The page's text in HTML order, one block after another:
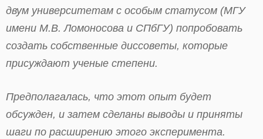
двум университетам с особым статусом (МГУ
имени М.В. Ломоносова и СПбГУ) попробовать
создать собственные диссоветы, которые
присуждают ученые степени.
Предполагалась, что этот опыт будет
обсужден, и затем сделаны выводы и приняты
шаги по расширению этого эксперимента.